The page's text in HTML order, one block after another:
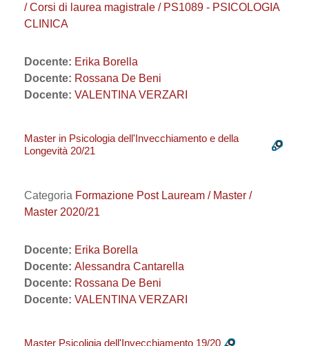
/ Corsi di laurea magistrale / PS1089 - PSICOLOGIA
CLINICA
Docente: Erika Borella
Docente: Rossana De Beni
Docente: VALENTINA VERZARI
Master in Psicologia dell'Invecchiamento e della
Longevità 20/21
Categoria Formazione Post Lauream / Master /
Master 2020/21
Docente: Erika Borella
Docente: Alessandra Cantarella
Docente: Rossana De Beni
Docente: VALENTINA VERZARI
Master Psicoligia dell'Invecchiamento 19/20